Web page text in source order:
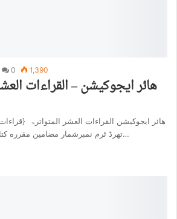
0 1,390
هائر ایجوکیشن – القراءات
هائر ایجوکیشن القراءات العشر المتواترۃ
تھرڈ ٹرم نمبرشمار مضامین مقرره کتابیں پیریڈ 1 ترجمۃ القرآن…